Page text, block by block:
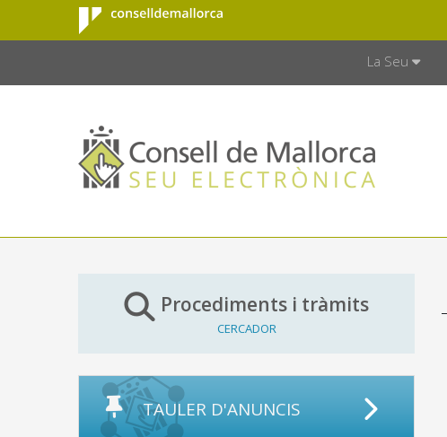
Salta al contingut principal
Consell de
Mallorca
La Seu
Procediments i tràmits
CERCADOR
TAULER D'ANUNCIS